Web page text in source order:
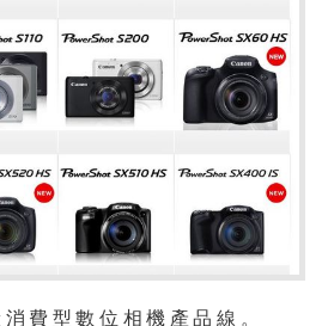
費型數位相機產品線。